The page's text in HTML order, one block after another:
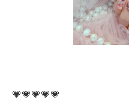
💗💗💗💗💗